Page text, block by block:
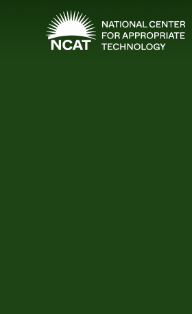
Ir al contenido principal